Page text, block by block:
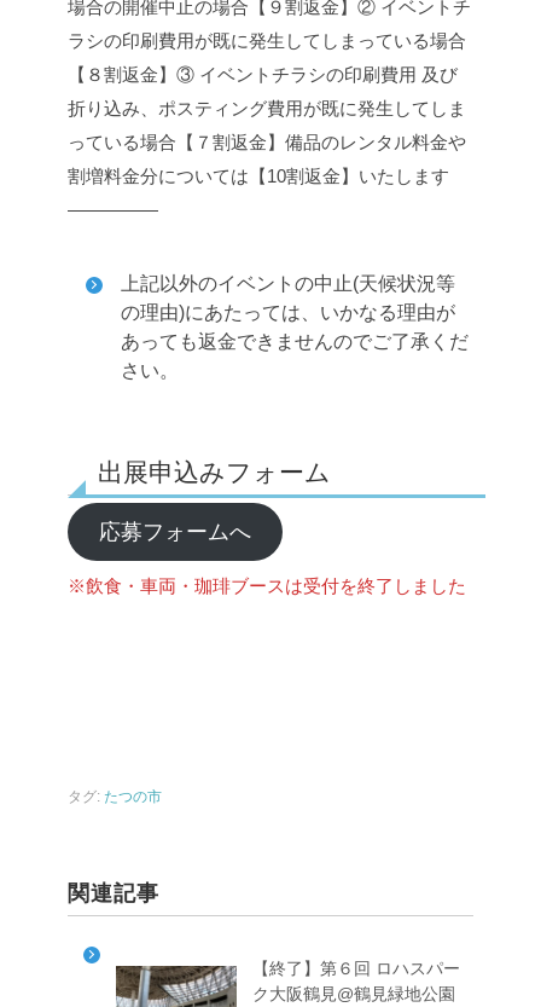
場合の開催中止の場合【９割返金】 ② イベントチ
ラシの印刷費用が既に発生してしまっている場合
【８割返金】 ③ イベントチラシの印刷費用 及び
折り込み、ポスティング費用が既に発生してしま
っている場合【７割返金】 備品のレンタル料金や
割増料金分については【10割返金】いたします
—————
上記以外のイベントの中止(天候状況等
の理由)にあたっては、いかなる理由が
あっても返金できませんのでご了承くだ
さい。
出展申込みフォーム
応募フォームへ
※飲食・車両・珈琲ブースは受付を終了しました
タグ: たつの市
関連記事
【終了】第６回 ロハスパー
ク大阪鶴見@鶴見緑地公園